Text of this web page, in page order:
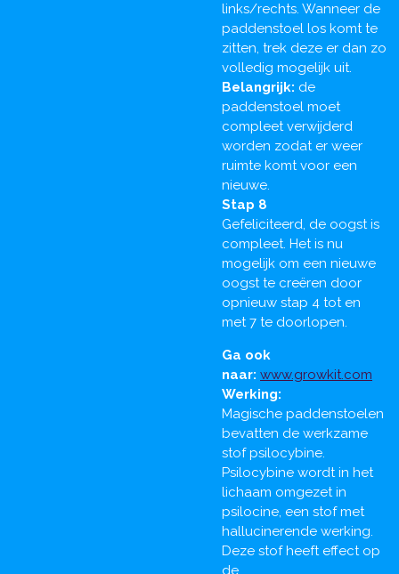
links/rechts. Wanneer de
paddenstoel los komt te
zitten, trek deze er dan zo
volledig mogelijk uit.
Belangrijk: de
paddenstoel moet
compleet verwijderd
worden zodat er weer
ruimte komt voor een
nieuwe.
Stap 8
Gefeliciteerd, de oogst is
compleet. Het is nu
mogelijk om een nieuwe
oogst te creëren door
opnieuw stap 4 tot en
met 7 te doorlopen.
Ga ook
naar: www.growkit.com
Werking:
Magische paddenstoelen
bevatten de werkzame
stof psilocybine.
Psilocybine wordt in het
lichaam omgezet in
psilocine, een stof met
hallucinerende werking.
Deze stof heeft effect op
de